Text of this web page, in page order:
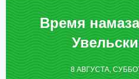
Время
8 АВГУСТА,